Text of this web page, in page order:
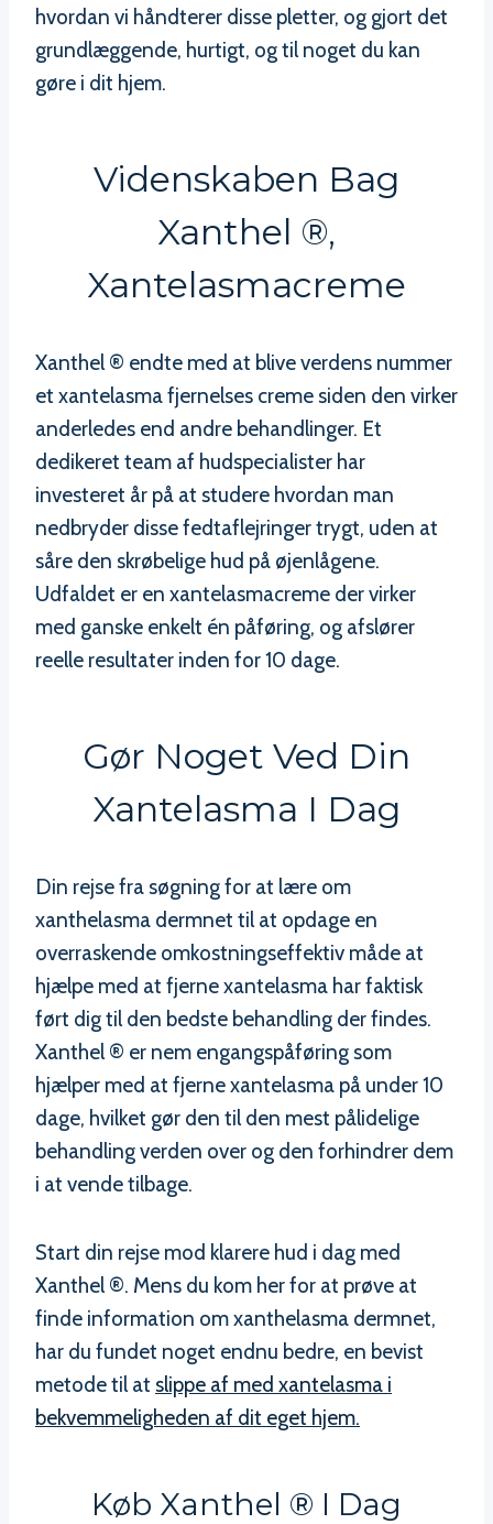
hvordan vi håndterer disse pletter, og gjort det
grundlæggende, hurtigt, og til noget du kan
gøre i dit hjem.
Videnskaben Bag
Xanthel ®,
Xantelasmacreme
Xanthel ® endte med at blive verdens nummer
et xantelasma fjernelses creme siden den virker
anderledes end andre behandlinger. Et
dedikeret team af hudspecialister har
investeret år på at studere hvordan man
nedbryder disse fedtaflejringer trygt, uden at
såre den skrøbelige hud på øjenlågene.
Udfaldet er en xantelasmacreme der virker
med ganske enkelt én påføring, og afslører
reelle resultater inden for 10 dage.
Gør Noget Ved Din
Xantelasma I Dag
Din rejse fra søgning for at lære om
xanthelasma dermnet til at opdage en
overraskende omkostningseffektiv måde at
hjælpe med at fjerne xantelasma har faktisk
ført dig til den bedste behandling der findes.
Xanthel ® er nem engangspåføring som
hjælper med at fjerne xantelasma på under 10
dage, hvilket gør den til den mest pålidelige
behandling verden over og den forhindrer dem
i at vende tilbage.
Start din rejse mod klarere hud i dag med
Xanthel ®. Mens du kom her for at prøve at
finde information om xanthelasma dermnet,
har du fundet noget endnu bedre, en bevist
metode til at slippe af med xantelasma i
bekvemmeligheden af dit eget hjem.
Køb Xanthel ® I Dag